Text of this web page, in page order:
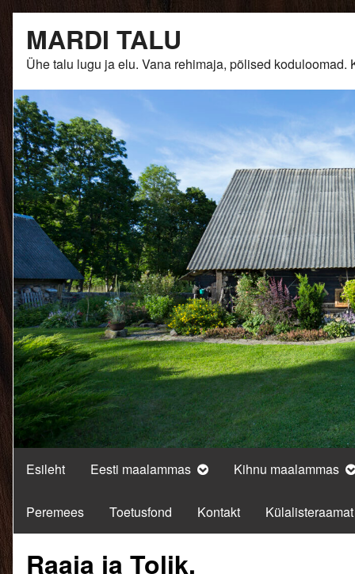
content
MARDI TALU
Ühe talu lugu ja elu. Vana rehimaja, põlised
Esileht Eesti maalammas Kihnu maalammas
Peremees Toetusfond Kontakt Külalisteraamat
Raaja ja Tolik.